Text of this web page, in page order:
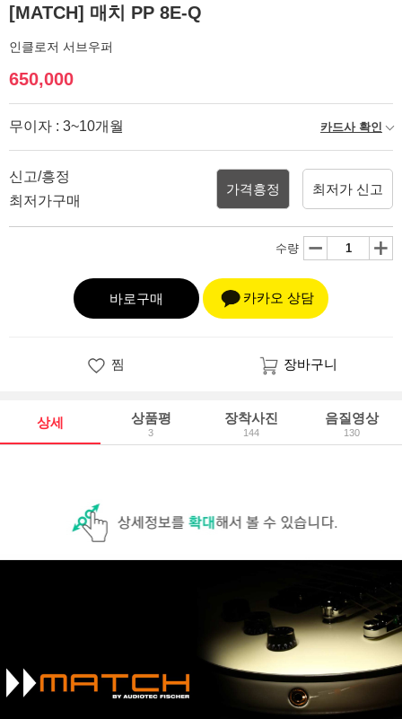
[MATCH] 매치 PP 8E-Q
인클로저 서브우퍼
650,000
무이자 : 3~10개월 카드사 확인
신고/흥정
최저가구매
가격흥정 최저가 신고
수량
바로구매 카카오 상담
찜 장바구니
상세 상품평
3
장착사진
144
음질영상
130